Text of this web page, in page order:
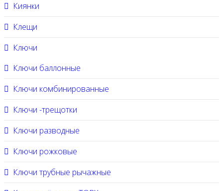
Киянки
Клещи
Ключи
Ключи баллонные
Ключи комбинированные
Ключи -трещотки
Ключи разводные
Ключи рожковые
Ключи трубные рычажные